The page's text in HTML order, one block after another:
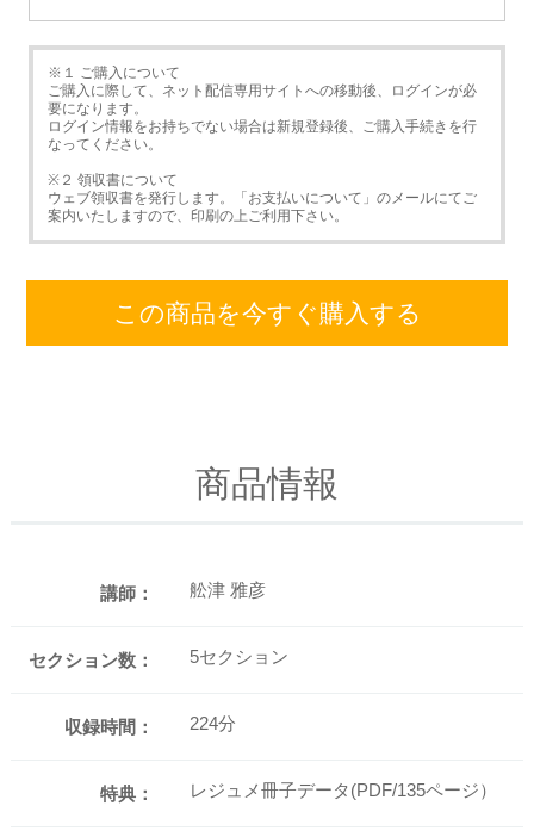
※１ ご購入について
ご購入に際して、ネット配信専用サイトへの移動後、ログインが必
要になります。
ログイン情報をお持ちでない場合は新規登録後、ご購入手続きを行
なってください。
※２ 領収書について
ウェブ領収書を発行します。「お支払いについて」のメールにてご
案内いたしますので、印刷の上ご利用下さい。
この商品を今すぐ購入する
商品情報
講師： 舩津 雅彦
セクション数： 5セクション
収録時間： 224分
特典： レジュメ冊子データ(PDF/135ページ）